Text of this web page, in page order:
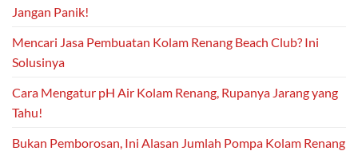
Jangan Panik!
Mencari Jasa Pembuatan Kolam Renang Beach Club? Ini
Solusinya
Cara Mengatur pH Air Kolam Renang, Rupanya Jarang yang
Tahu!
Bukan Pemborosan, Ini Alasan Jumlah Pompa Kolam Renang